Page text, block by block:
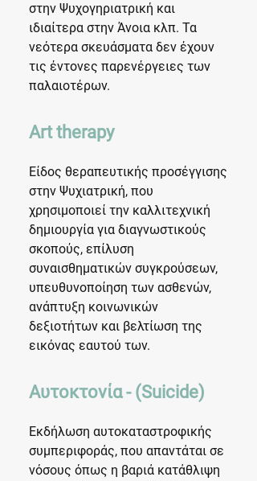
στην Ψυχογηριατρική και
ιδιαίτερα στην Άνοια κλπ. Τα
νεότερα σκευάσματα δεν έχουν
τις έντονες παρενέργειες των
παλαιοτέρων.
Art therapy
Είδος θεραπευτικής προσέγγισης
στην Ψυχιατρική, που
χρησιμοποιεί την καλλιτεχνική
δημιουργία για διαγνωστικούς
σκοπούς, επίλυση
συναισθηματικών συγκρούσεων,
υπευθυνοποίηση των ασθενών,
ανάπτυξη κοινωνικών
δεξιοτήτων και βελτίωση της
εικόνας εαυτού των.
Αυτοκτονία - (Suicide)
Εκδήλωση αυτοκαταστροφικής
συμπεριφοράς, που απαντάται σε
νόσους όπως η βαριά κατάθλιψη